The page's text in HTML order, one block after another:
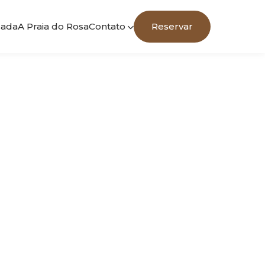
A Praia do RosaContato Reservar